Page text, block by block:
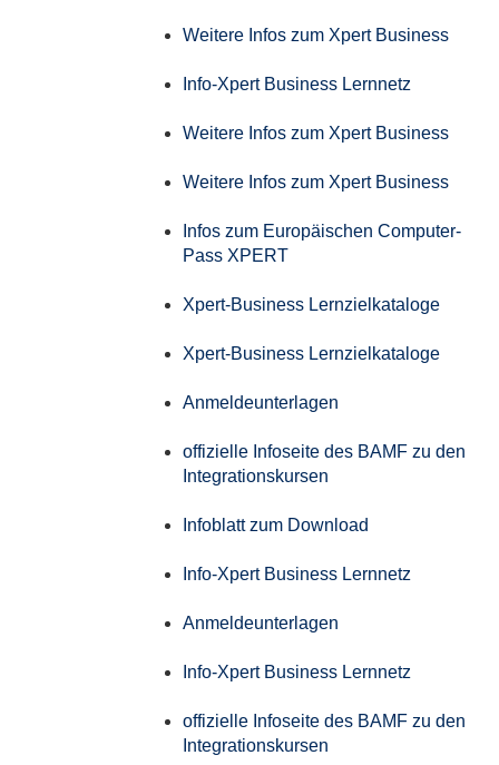
Weitere Infos zum Xpert Business
Info-Xpert Business Lernnetz
Weitere Infos zum Xpert Business
Weitere Infos zum Xpert Business
Infos zum Europäischen Computer-
Pass XPERT
Xpert-Business Lernzielkataloge
Xpert-Business Lernzielkataloge
Anmeldeunterlagen
offizielle Infoseite des BAMF zu den
Integrationskursen
Infoblatt zum Download
Info-Xpert Business Lernnetz
Anmeldeunterlagen
Info-Xpert Business Lernnetz
offizielle Infoseite des BAMF zu den
Integrationskursen